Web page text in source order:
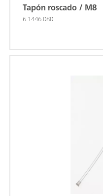
Tapón roscado / M8
6.1446.080